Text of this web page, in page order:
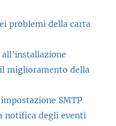
problemi della carta
miglioramento della
SMTP
notifica degli eventi